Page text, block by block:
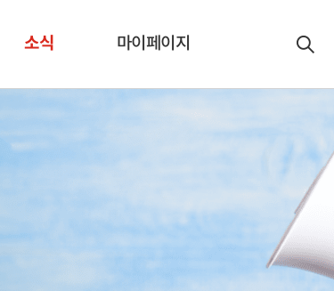
소식 마이페이지